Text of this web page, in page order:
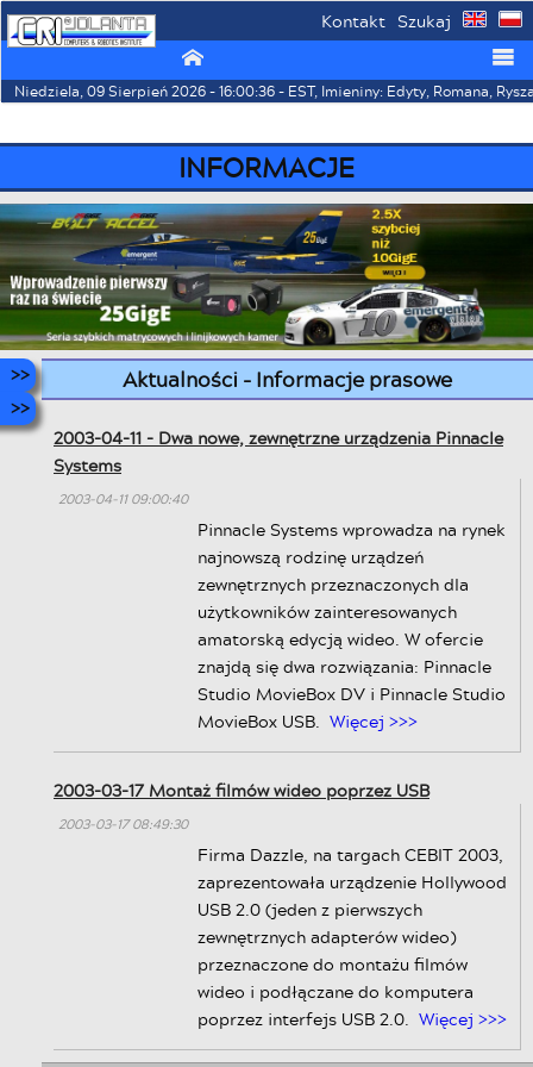
Kontakt Szukaj
⌂ ☰
Niedziela, 09 Sierpień 2026 - 16:00:36 - EST, Imieniny: Edyty, Romana,
INFORMACJE
Aktualności - Informacje prasowe
2003-04-11 - Dwa nowe, zewnętrzne urządzenia Pinnacle
Systems
2003-04-11 09:00:40
Pinnacle Systems wprowadza na rynek
najnowszą rodzinę urządzeń
zewnętrznych przeznaczonych dla
użytkowników zainteresowanych
amatorską edycją wideo. W ofercie
znajdą się dwa rozwiązania: Pinnacle
Studio MovieBox DV i Pinnacle Studio
MovieBox USB. Więcej >>>
2003-03-17 Montaż filmów wideo poprzez USB
2003-03-17 08:49:30
Firma Dazzle, na targach CEBIT 2003,
zaprezentowała urządzenie Hollywood
USB 2.0 (jeden z pierwszych
zewnętrznych adapterów wideo)
przeznaczone do montażu filmów
wideo i podłączane do komputera
poprzez interfejs USB 2.0. Więcej >>>